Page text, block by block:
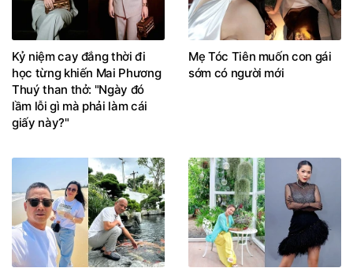
Kỷ niệm cay đắng thời đi
học từng khiến Mai Phương
Thuý than thở: "Ngày đó
lầm lỗi gì mà phải làm cái
giấy này?"
Mẹ Tóc Tiên muốn con gái
sớm có người mới